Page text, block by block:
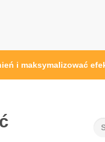
i maksymalizować